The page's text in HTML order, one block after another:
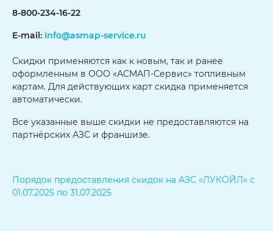
8-800-234-16-22
E-mail: info@asmap-service.ru
Скидки применяются как к новым, так и ранее
оформленным в ООО «АСМАП-Сервис» топливным
картам. Для действующих карт скидка применяется
автоматически.
Все указанные выше скидки не предоставляются на
партнёрских АЗС и франшизе.
Порядок предоставления скидок на АЗС «ЛУКОЙЛ» с
01.07.2025 по 31.07.2025